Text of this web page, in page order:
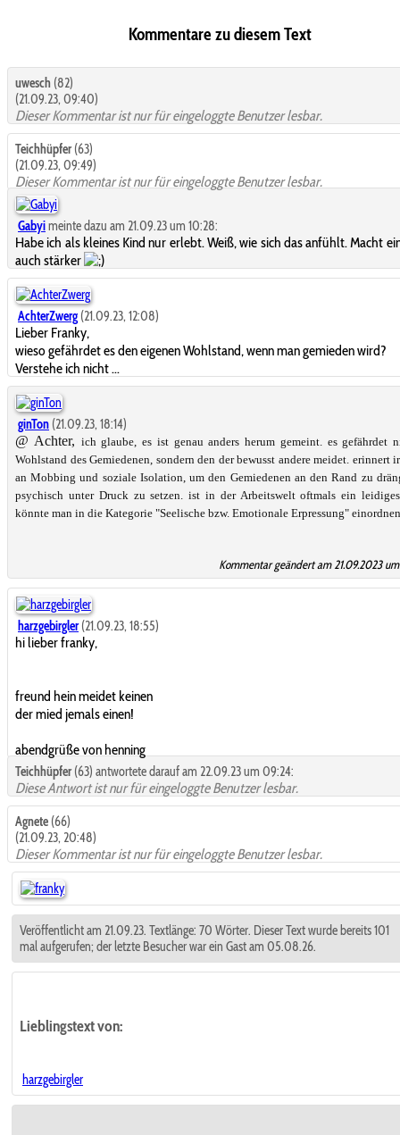
Kommentare zu diesem Text
uwesch (82)
(21.09.23, 09:40)
Dieser Kommentar ist nur für eingeloggte Benutzer lesbar.
Teichhüpfer(63)
(21.09.23, 09:49)
Dieser Kommentar ist nur für eingeloggte Benutzer lesbar.
Gabyimeinte dazu am 21.09.23 um 10:28:
Habe ich als kleines Kind nur erlebt. Weiß, wie sich das anfühlt. Macht
auch stärker
AchterZwerg (21.09.23, 12:08)
Lieber Franky,
wieso gefährdet es den eigenen Wohlstand, wenn man gemieden wird?
Verstehe ich nicht ...
ginTon (21.09.23, 18:14)
@ Achter, ich glaube, es ist genau anders herum gemeint. es gefährdet
Wohlstand des Gemiedenen, sondern den der bewusst andere meidet. erinnert
an Mobbing und soziale Isolation, um den Gemiedenen an den Rand zu
psychisch unter Druck zu setzen. ist in der Arbeitswelt oftmals ein
könnte man in die Kategorie "Seelische bzw. Emotionale Erpressung"
Kommentar geändert am 21.09.2023 um
harzgebirgler(21.09.23, 18:55)
hi lieber franky,
freund hein meidet keinen
der mied jemals einen!
abendgrüße von henning
Teichhüpfer(63) antwortete darauf am 22.09.23 um 09:24:
Diese Antwort ist nur für eingeloggte Benutzer lesbar.
Agnete (66)
(21.09.23, 20:48)
Dieser Kommentar ist nur für eingeloggte Benutzer lesbar.
Veröffentlicht am 21.09.23. Textlänge: 70 Wörter. Dieser Text wurde bereits 101
mal aufgerufen; der letzte Besucher war ein Gast am 05.08.26.
Lieblingstextvon:
harzgebirgler